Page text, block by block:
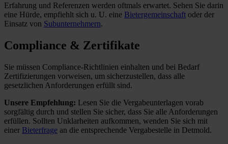
Erfahrung und Referenzen werden oftmals erwartet. Sehen Sie darin
eine Hürde, empfiehlt sich u. U. eine Bietergemeinschaft oder der
Einsatz von Subunternehmern.
Compliance & Zertifikate
Sie müssen Compliance-Richtlinien einhalten und bei Bedarf
Zertifizierungen vorweisen, um sicherzustellen, dass alle
gesetzlichen Anforderungen erfüllt sind.
Unsere Empfehlung: Lesen Sie die Vergabeunterlagen vorab
sorgfältig durch und stellen Sie sicher, dass Sie alle Anforderungen
erfüllen. Sollten Unklarheiten aufkommen, wenden Sie sich mit
einer Bieterfrage an die entsprechende Vergabestelle in Detmold.